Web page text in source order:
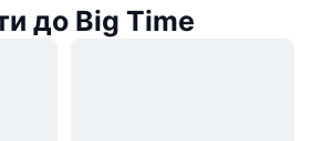
до Big Time